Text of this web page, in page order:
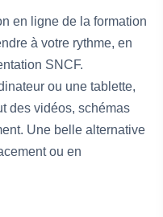
en ligne de la formation
à votre rythme, en
SNCF.
ou une tablette,
des vidéos, schémas
Une belle alternative
ou en